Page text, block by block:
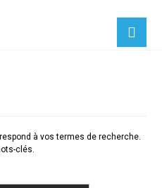
à vos termes de recherche.
clés.